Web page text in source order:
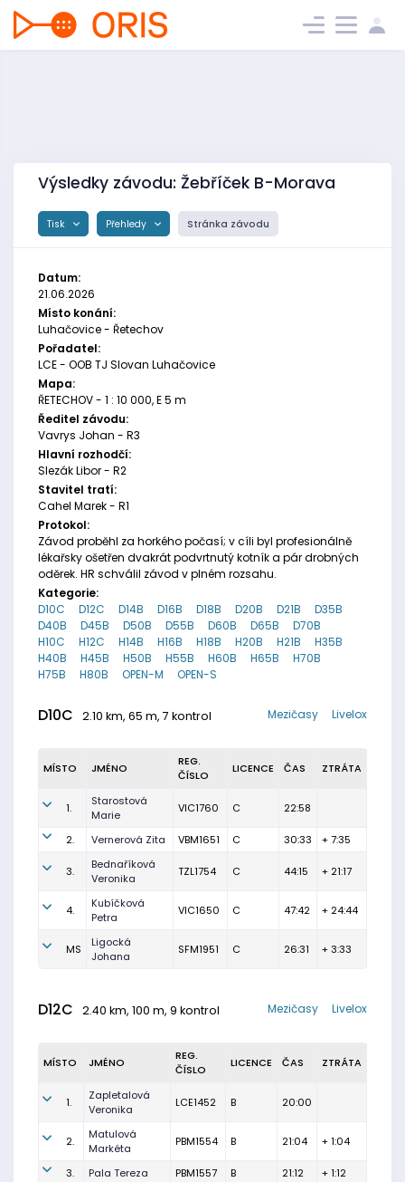
Výsledky závodu: Žebříček B-Morava
Tisk Přehledy Stránka závodu
Datum:
21.06.2026
Místo konání:
Luhačovice - Řetechov
Pořadatel:
LCE - OOB TJ Slovan Luhačovice
Mapa:
ŘETECHOV - 1 : 10 000, E 5 m
Ředitel závodu:
Vavrys Johan - R3
Hlavní rozhodčí:
Slezák Libor - R2
Stavitel tratí:
Cahel Marek - R1
Protokol:
Závod proběhl za horkého počasí; v cíli byl profesionálně
lékařsky ošetřen dvakrát podvrtnutý kotník a pár drobných
oděrek. HR schválil závod v plném rozsahu.
Kategorie:
D10C
D12C D14B D16B D18B D20B D21B
D35B
D40B
D45B D50B D55B D60B D65B
D70B
H10C
H12C H14B H16B H18B H20B H21B
H35B
H40B
H45B H50B H55B H60B H65B
H70B
H75B
H80B OPEN-M OPEN-S
D10C 2.10 km, 65 m, 7 kontrol Livelox
Mezičasy
MÍSTO JMÉNO
REG.
ČÍSLO
LICENCE ČAS ZTRÁTA
1.
Starostová
Marie
VIC1760 C 22:58
2. Vernerová Zita VBM1651 C 30:33 + 7:35
3.
Bednaříková
Veronika
TZL1754 C 44:15 + 21:17
4.
Kubíčková
Petra
VIC1650 C 47:42 + 24:44
MS
Ligocká
Johana
SFM1951 C 26:31 + 3:33
D12C 2.40 km, 100 m, 9 kontrol Livelox
Mezičasy
MÍSTO JMÉNO
REG.
ČÍSLO
LICENCE ČAS ZTRÁTA
1.
Zapletalová
Veronika
LCE1452 B 20:00
2.
Matulová
Markéta
PBM1554 B 21:04 + 1:04
3. Pala Tereza PBM1557 B 21:12 + 1:12